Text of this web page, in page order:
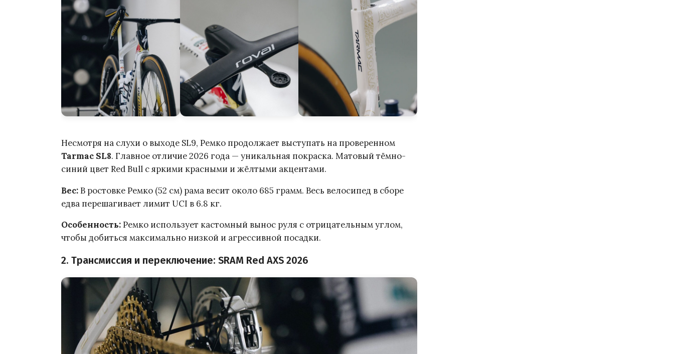
Несмотря на слухи о выходе SL9, Ремко продолжает выступать на проверенном
Tarmac SL8. Главное отличие 2026 года — уникальная покраска. Матовый тёмно-
синий цвет Red Bull с яркими красными и жёлтыми акцентами.
Вес:В ростовке Ремко (52 см) рама весит около 685 грамм. Весь велосипед в сборе
едва перешагивает лимит UCI в 6.8 кг.
Особенность:Ремко использует кастомный вынос руля с отрицательным углом,
чтобы добиться максимально низкой и агрессивной посадки.
2. Трансмиссия и переключение: SRAM Red AXS 2026